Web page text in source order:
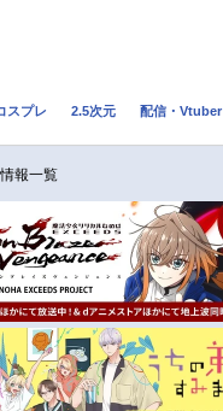
トレンド
秋アニメ
冬アニメ
スプレ 2.5次元 配信・Vtuber
報一覧